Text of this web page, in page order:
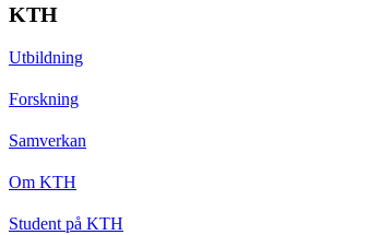
KTH
Utbildning
Forskning
Samverkan
Om KTH
Student på KTH